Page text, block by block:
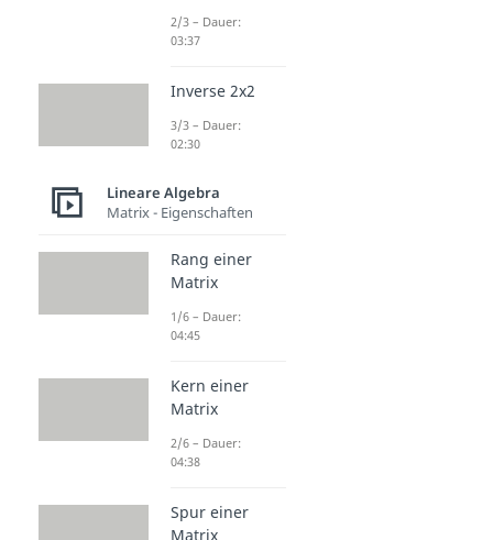
2/3 – Dauer:
03:37
Inverse 2x2
3/3 – Dauer:
02:30
Lineare Algebra
Matrix - Eigenschaften
Rang einer
Matrix
1/6 – Dauer:
04:45
Kern einer
Matrix
2/6 – Dauer:
04:38
Spur einer
Matrix